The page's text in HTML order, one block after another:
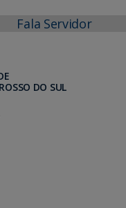
Fala Servidor
DO SUL